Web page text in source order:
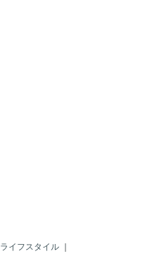
ライフスタイル ｜